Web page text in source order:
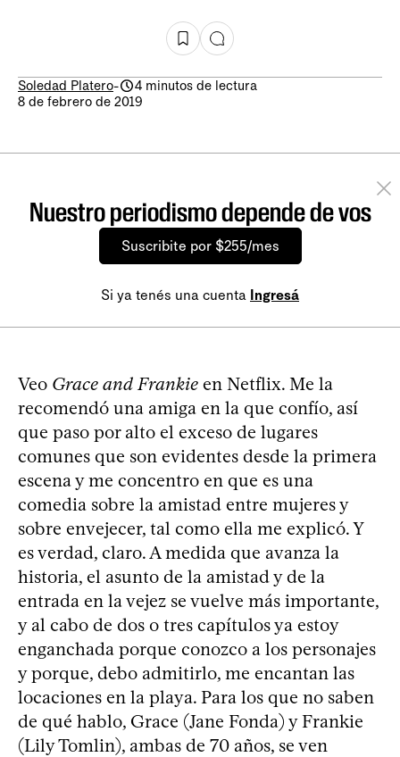
Soledad Platero-
4 minutos de lectura
8 de febrero de 2019
Nuestro periodismo depende de vos
Suscribite por $255/mes
Si ya tenés una cuenta Ingresá
Veo Grace and Frankie en Netflix. Me la
recomendó una amiga en la que confío, así
que paso por alto el exceso de lugares
comunes que son evidentes desde la primera
escena y me concentro en que es una
comedia sobre la amistad entre mujeres y
sobre envejecer, tal como ella me explicó. Y
es verdad, claro. A medida que avanza la
historia, el asunto de la amistad y de la
entrada en la vejez se vuelve más importante,
y al cabo de dos o tres capítulos ya estoy
enganchada porque conozco a los personajes
y porque, debo admitirlo, me encantan las
locaciones en la playa. Para los que no saben
de qué hablo, Grace (Jane Fonda) y Frankie
(Lily Tomlin), ambas de 70 años, se ven